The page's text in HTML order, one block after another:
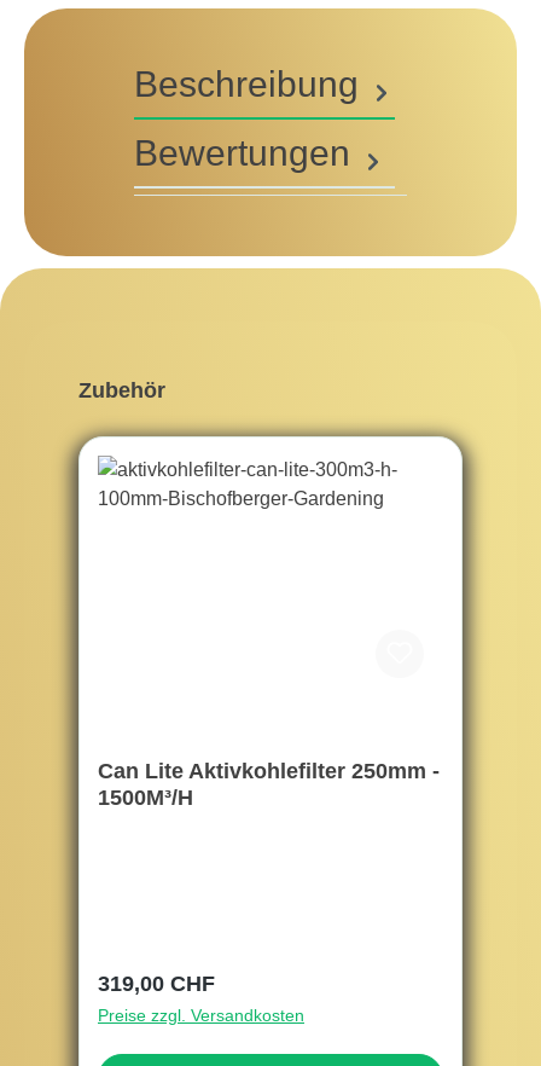
Beschreibung
Bewertungen
Produktgalerie überspringen
Zubehör
Can Lite Aktivkohlefilter 250mm -
1500M³/H
Regulärer Preis:
319,00 CHF
Preise zzgl. Versandkosten